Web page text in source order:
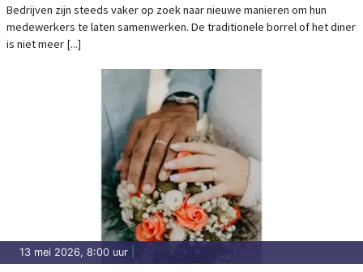
Bedrijven zijn steeds vaker op zoek naar nieuwe manieren om hun
medewerkers te laten samenwerken. De traditionele borrel of het diner
is niet meer [...]
13 mei 2026, 8:00 uur